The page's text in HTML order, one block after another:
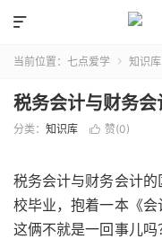

当前位置： 七点爱学  知识库
税务会计与财务
分类： 知识库  赞(0)
税务会计与财务会计
校毕业，抱着一本《
这俩不就是一回事儿吗